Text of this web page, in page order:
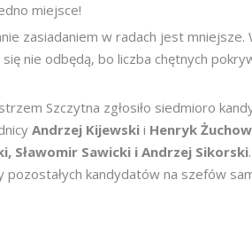
miejsce!
zasiadaniem w radach jest mniejsze.
nie odbędą, bo liczba chętnych
Szczytna zgłosiło siedmioro
Andrzej Kijewski i Henryk
Sławomir Sawicki i Andrzej Sikorski
kandydatów na szefów